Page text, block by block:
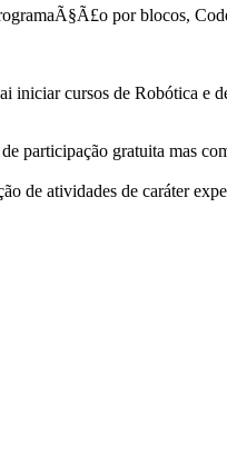
por blocos,
cursos de Robótica e
participação gratuita mas
de atividades de caráter